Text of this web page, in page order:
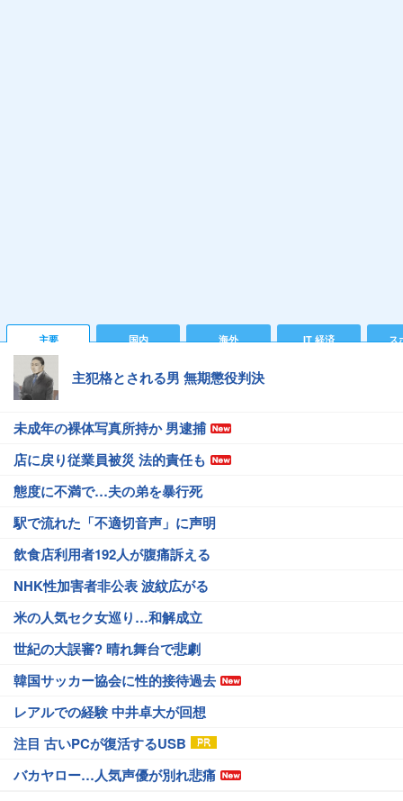
主要 国内 海外 IT 経済 ス
主犯格とされる男 無期懲役判決
未成年の裸体写真所持か 男逮捕
店に戻り従業員被災 法的責任も
態度に不満で…夫の弟を暴行死
駅で流れた「不適切音声」に声明
飲食店利用者192人が腹痛訴える
NHK性加害者非公表 波紋広がる
米の人気セク女巡り…和解成立
世紀の大誤審? 晴れ舞台で悲劇
韓国サッカー協会に性的接待過去
レアルでの経験 中井卓大が回想
注目 古いPCが復活するUSB
バカヤロー…人気声優が別れ悲痛